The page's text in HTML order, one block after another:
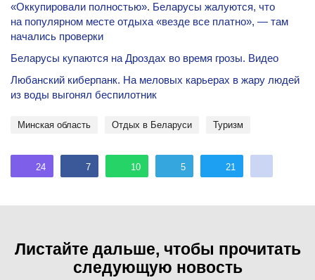
«Оккупировали полностью». Беларусы жалуются, что
на популярном месте отдыха «везде все платно», — там
начались проверки
Беларусы купаются на Дроздах во время грозы. Видео
Любанский киберпанк. На меловых карьерах в жару людей
из воды выгонял беспилотник
Минская область Отдых в Беларуси туризм
24 7 10 5 21
Листайте дальше, чтобы прочитать
следующую новость